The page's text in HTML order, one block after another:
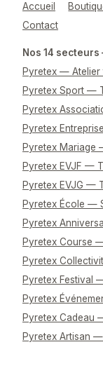
Accueil
Contact
Nos 14
Pyretex — Atelier
Pyretex Sport —
Pyretex
Pyretex
Pyretex Mariage
Pyretex EVJF —
Pyretex EVJG —
Pyretex École —
Pyretex
Pyretex Course
Pyretex
Pyretex Festival
Pyretex
Pyretex Cadeau
Pyretex Artisan